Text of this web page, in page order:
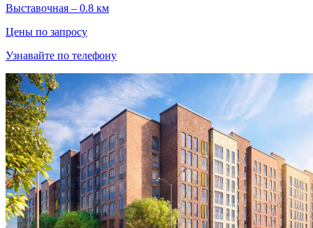
Выставочная – 0.8 км
Цены по запросу
Узнавайте по телефону